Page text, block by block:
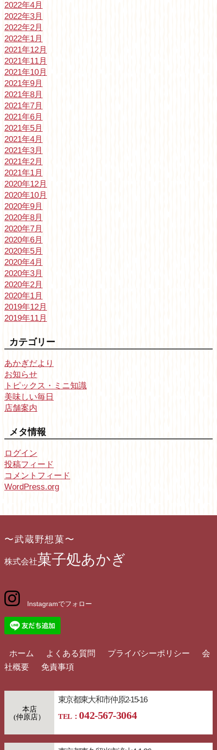
2022年4月
2022年3月
2022年2月
2022年1月
2021年12月
2021年11月
2021年10月
2021年9月
2021年8月
2021年7月
2021年6月
2021年5月
2021年4月
2021年3月
2021年2月
2021年1月
2020年12月
2020年10月
2020年9月
2020年8月
2020年7月
2020年6月
2020年5月
2020年4月
2020年3月
2020年2月
2020年1月
2019年12月
2019年11月
カテゴリー
あかぎだより
お知らせ
トピックス・ミニ知識
美味しい毎日
店舗案内
メタ情報
ログイン
投稿フィード
コメントフィード
WordPress.org
〜武蔵野想菓〜
株式会社菓子処あかぎ
Instagramでフォロー
ホーム よくある質問 プライバシーポリシー
会
社概要
免責事項
本店
東京都東大和市仲原2-15-16
TEL：042-567-3064